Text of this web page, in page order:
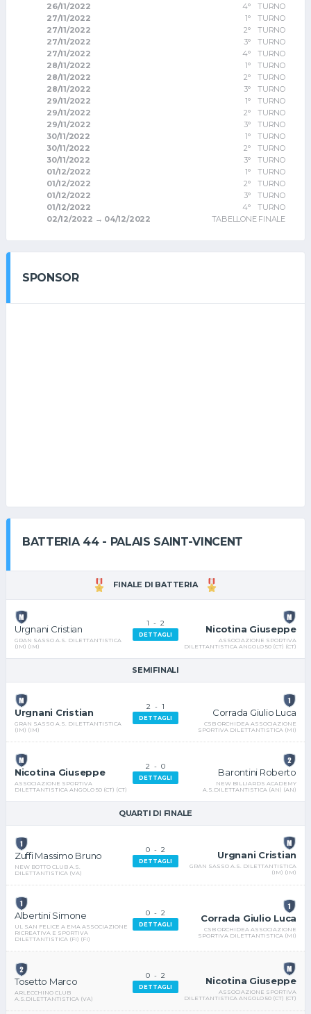
26/11/2022
4° TURNO
27/11/2022
1° TURNO
27/11/2022
2° TURNO
27/11/2022
3° TURNO
27/11/2022
4° TURNO
28/11/2022
1° TURNO
28/11/2022
2° TURNO
28/11/2022
3° TURNO
29/11/2022
1° TURNO
29/11/2022
2° TURNO
29/11/2022
3° TURNO
30/11/2022
1° TURNO
30/11/2022
2° TURNO
30/11/2022
3° TURNO
01/12/2022
1° TURNO
01/12/2022
2° TURNO
01/12/2022
3° TURNO
01/12/2022
4° TURNO
02/12/2022 → 04/12/2022
TABELLONE FINALE
SPONSOR
BATTERIA 44 - PALAIS SAINT-VINCENT
FINALE DI BATTERIA
Urgnani Cristian
GRAN SASSO A.S. DILETTANTISTICA
(IM) (IM)
1 - 2
DETTAGLI
Nicotina Giuseppe
ASSOCIAZIONE SPORTIVA
DILETTANTISTICA ANGOLO 50 (CT) (CT)
SEMIFINALI
Urgnani Cristian
GRAN SASSO A.S. DILETTANTISTICA
(IM) (IM)
2- 1
DETTAGLI
Corrada Giulio Luca
CSB ORCHIDEA ASSOCIAZIONE
SPORTIVA DILETTANTISTICA (MI)
Nicotina Giuseppe
ASSOCIAZIONE SPORTIVA
DILETTANTISTICA ANGOLO 50 (CT) (CT)
2- 0
DETTAGLI
Barontini Roberto
NEW BILLIARDS ACADEMY
A.S.DILETTANTISTICA (AN) (AN)
QUARTI DI FINALE
Zuffi Massimo Bruno
NEW BOTTO CLUB A.S.
DILETTANTISTICA (VA)
0- 2
DETTAGLI
Urgnani Cristian
GRAN SASSO A.S. DILETTANTISTICA
(IM) (IM)
Albertini Simone
UL SAN FELICE A EMA ASSOCIAZIONE
RICREATIVA E SPORTIVA
DILETTANTISTICA (FI) (FI)
0- 2
DETTAGLI
Corrada Giulio Luca
CSB ORCHIDEA ASSOCIAZIONE
SPORTIVA DILETTANTISTICA (MI)
Tosetto Marco
ARLECCHINO CLUB
A.S.DILETTANTISTICA (VA)
0- 2
DETTAGLI
Nicotina Giuseppe
ASSOCIAZIONE SPORTIVA
DILETTANTISTICA ANGOLO 50 (CT) (CT)